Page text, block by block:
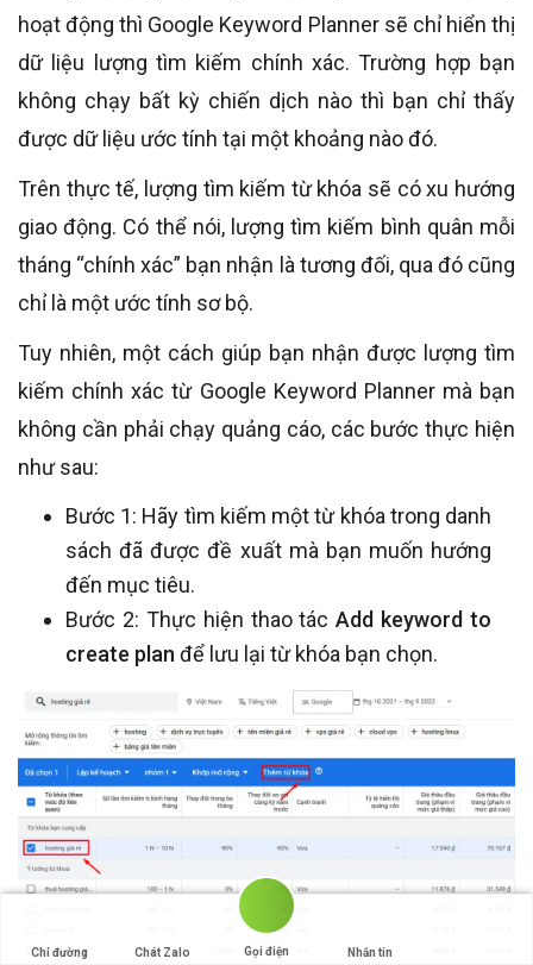
hoạt động thì Google Keyword Planner sẽ chỉ hiển thị
dữ liệu lượng tìm kiếm chính xác. Trường hợp bạn
không chạy bất kỳ chiến dịch nào thì bạn chỉ thấy
được dữ liệu ước tính tại một khoảng nào đó.
Trên thực tế, lượng tìm kiếm từ khóa sẽ có xu hướng
giao động. Có thể nói, lượng tìm kiếm bình quân mỗi
tháng “chính xác” bạn nhận là tương đối, qua đó cũng
chỉ là một ước tính sơ bộ.
Tuy nhiên, một cách giúp bạn nhận được lượng tìm
kiếm chính xác từ Google Keyword Planner mà bạn
không cần phải chạy quảng cáo, các bước thực hiện
như sau:
Bước 1: Hãy tìm kiếm một từ khóa trong danh
sách đã được đề xuất mà bạn muốn hướng
đến mục tiêu.
Bước 2: Thực hiện thao tácAdd keyword to
create plan để lưu lại từ khóa bạn chọn.
Chỉ đường Chát Zalo Gọi điện Nhắn tin